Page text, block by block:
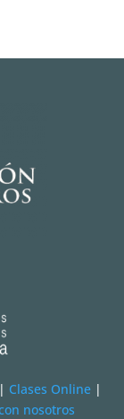
| Clases Online |
nosotros